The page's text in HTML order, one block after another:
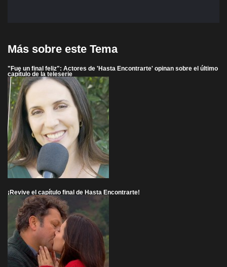
Más sobre este Tema
"Fue un final feliz": Actores de 'Hasta Encontrarte' opinan sobre el último
capítulo de la teleserie
¡Revive el capítulo final de Hasta Encontrarte!